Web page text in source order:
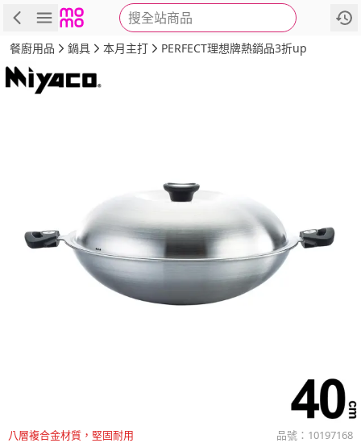
搜全站商品
商品 評價 詳情
餐廚用品 鍋具 本月主打 PERFECT理想牌熱銷品3折up
八層複合金材質，堅固耐用 品號： 10197168